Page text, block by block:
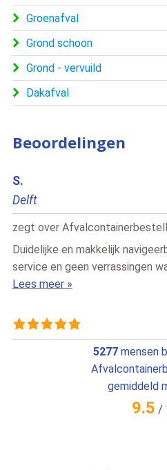
Groenafval
Grond schoon
Grond - vervuild
Dakafval
Beoordelingen
10
10
Richard
Doetinchem
zegt over
Alles goe geregeld
Lees meer »
5277mensen
gemiddeld
9.5 /